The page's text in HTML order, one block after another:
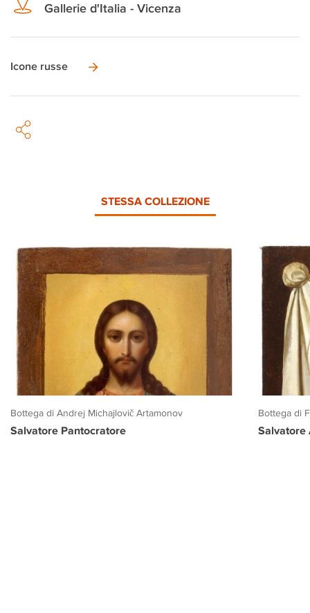
Gallerie d'Italia - Vicenza
Icone russe
STESSA COLLEZIONE
Bottega di Andrej Michajlovič Artamonov
Salvatore Pantocratore
Bottega di
Salvatore